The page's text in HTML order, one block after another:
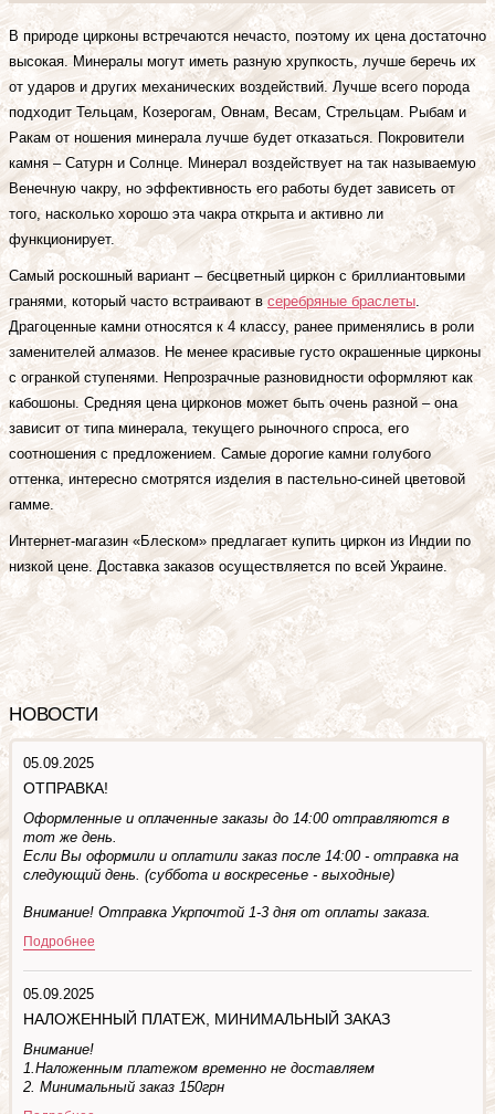
В природе цирконы встречаются нечасто, поэтому их цена достаточно
высокая. Минералы могут иметь разную хрупкость, лучше беречь их
от ударов и других механических воздействий. Лучше всего порода
подходит Тельцам, Козерогам, Овнам, Весам, Стрельцам. Рыбам и
Ракам от ношения минерала лучше будет отказаться. Покровители
камня – Сатурн и Солнце. Минерал воздействует на так называемую
Венечную чакру, но эффективность его работы будет зависеть от
того, насколько хорошо эта чакра открыта и активно ли
функционирует.
Самый роскошный вариант – бесцветный циркон с бриллиантовыми
гранями, который часто встраивают всеребряные браслеты.
Драгоценные камни относятся к 4 классу, ранее применялись в роли
заменителей алмазов. Не менее красивые густо окрашенные цирконы
с огранкой ступенями. Непрозрачные разновидности оформляют как
кабошоны. Средняя цена цирконов может быть очень разной – она
зависит от типа минерала, текущего рыночного спроса, его
соотношения с предложением. Самые дорогие камни голубого
оттенка, интересно смотрятся изделия в пастельно-синей цветовой
гамме.
Интернет-магазин «Блеском» предлагает купить циркон из Индии по
низкой цене. Доставка заказов осуществляется по всей Украине.
НОВОСТИ
05.09.2025
ОТПРАВКА!
Оформленные и оплаченные заказы до 14:00 отправляются в
тот же день.
Если Вы оформили и оплатили заказ после 14:00 - отправка на
следующий день. (суббота и воскресенье - выходные)
Внимание! Отправка Укрпочтой 1-3 дня от оплаты заказа.
Подробнее
05.09.2025
НАЛОЖЕННЫЙ ПЛАТЕЖ, МИНИМАЛЬНЫЙ ЗАКАЗ
Внимание!
1.Наложенным платежом временно не доставляем
2. Минимальный заказ 150грн